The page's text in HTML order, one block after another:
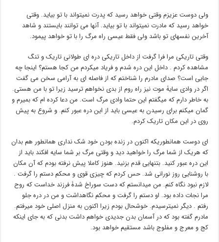
ولی دوست عزیزم وقتی خواهد رسید که پدرت نمیتواند با تو بیاید. وقتی
خواهد رسید که مادرت نمیتواند با تو بیاید. آنها می توانند بایستند و شاهد
آخرین نفسهای تو باشد ولی فقط عیسی راه مرگ را با تو خواهد پیمود.
وقتی تاریکی مرا فرا گرفت از داخل تاریکی دره ای طولانی تاریک و تنگ
مشاهده کردم . داخل این دره شدم و فریاد میکردم من کجا هستم؟ اینجا چه
جایی است؟ صدای مادرم را شناختم که از فاصله ای به آرامی سخن می گفت
اگر در وادی سایۀ موت نیز راه روم از بدی نخواهم ترسید زیرا تو با من هستی.
به خاطر دارم که میگفتم این حتما وادی مرگ است. من دعا کرده ام که بمیرم و
گمان میکنم برای رسیدن به عیسی باید از این دره عبور کنم. و شروع به پیش
روی در این مکان تاریک کردم.
ای دوست همانطوریکه اکنون در زنده بودن خود شک نداری همانطور هم بدان
که هریک از شما مرگ را خواهید دید و وقتی مرگ بر شما سایه افکند باید از
این دره عبور کنید. بتنهایی قدم بزنید. هنوز کاملا پیش نرفته بودم که آن مکان
با روشنایی روز نورانی شد. حس کردم که چیزی قوی و محکم دستم را گرفت .
لازم نبود نگاه کنم. من میدانستم که دست سوراخ شدۀ فرزند خداست که روح
مرا نجات داده بود. او دستم را گرفت و محکم نگاهداشت و من در دره جلو
رفتم . دیگر نمیترسیدم. خوشحال بودم زیرا اکنون به منزل اصلی خود میرفتم.
مادرم گفته بود که در آسمان بدن جدیدی خواهم داشت بدنی که به جای اینکه
کج و معرج و مفلوج باشد مستقیم خواهد بود.